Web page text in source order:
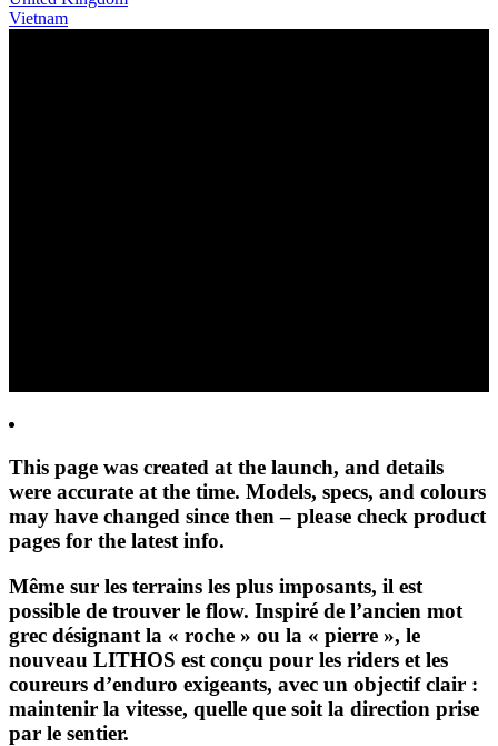
Vietnam
This page was created at the launch, and details
were accurate at the time. Models, specs, and colours
may have changed since then – please check product
pages for the latest info.
Même sur les terrains les plus imposants, il est
possible de trouver le flow. Inspiré de l’ancien mot
grec désignant la « roche » ou la « pierre », le
nouveau LITHOS est conçu pour les riders et les
coureurs d’enduro exigeants, avec un objectif clair :
maintenir la vitesse, quelle que soit la direction prise
par le sentier.